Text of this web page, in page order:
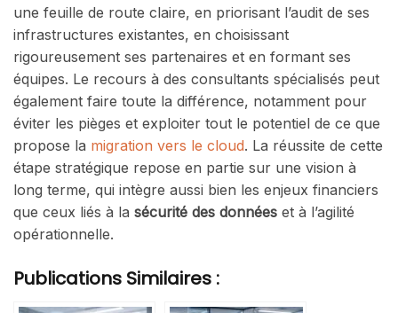
une feuille de route claire, en priorisant l’audit de ses
infrastructures existantes, en choisissant
rigoureusement ses partenaires et en formant ses
équipes. Le recours à des consultants spécialisés peut
également faire toute la différence, notamment pour
éviter les pièges et exploiter tout le potentiel de ce que
propose la migration vers le cloud. La réussite de cette
étape stratégique repose en partie sur une vision à
long terme, qui intègre aussi bien les enjeux financiers
que ceux liés à la sécurité des données et à l’agilité
opérationnelle.
Publications Similaires :